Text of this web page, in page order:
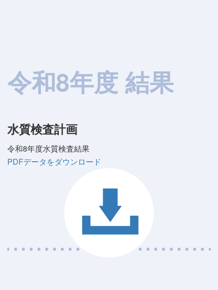
令和8年度 結果
水質検査計画
令和8年度水質検査結果
PDFデータをダウンロード